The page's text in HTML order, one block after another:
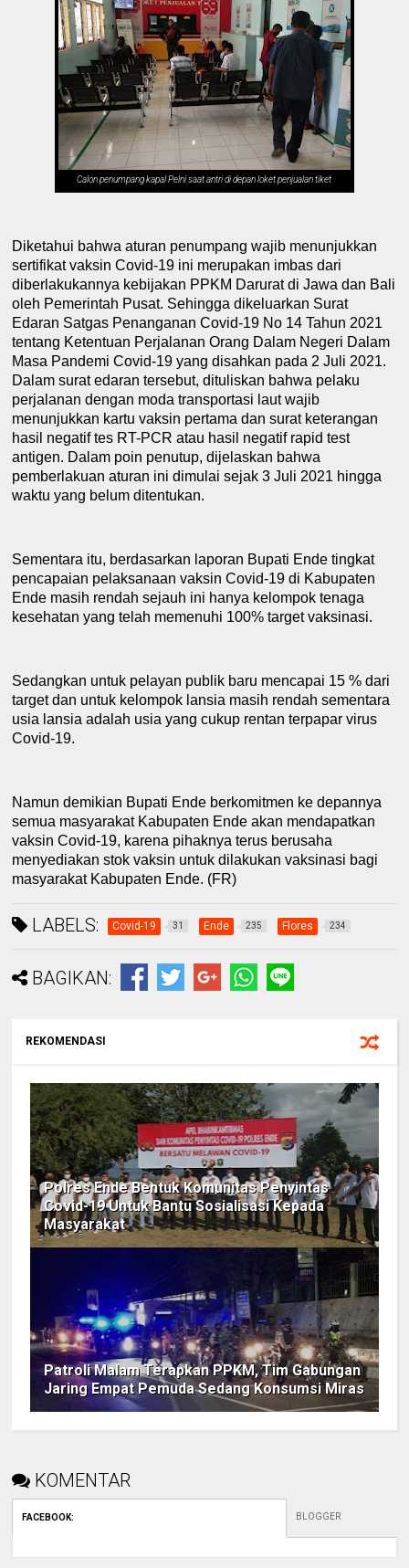
Calon penumpang kapal Pelni saat antri di depan loket penjualan tiket
Diketahui bahwa aturan penumpang wajib menunjukkan
sertifikat vaksin Covid-19 ini merupakan imbas dari
diberlakukannya kebijakan PPKM Darurat di Jawa dan Bali
oleh Pemerintah Pusat. Sehingga dikeluarkan Surat
Edaran Satgas Penanganan Covid-19 No 14 Tahun 2021
tentang Ketentuan Perjalanan Orang Dalam Negeri Dalam
Masa Pandemi Covid-19 yang disahkan pada 2 Juli 2021.
Dalam surat edaran tersebut, dituliskan bahwa pelaku
perjalanan dengan moda transportasi laut wajib
menunjukkan kartu vaksin pertama dan surat keterangan
hasil negatif tes RT-PCR atau hasil negatif rapid test
antigen. Dalam poin penutup, dijelaskan bahwa
pemberlakuan aturan ini dimulai sejak 3 Juli 2021 hingga
waktu yang belum ditentukan.
Sementara itu, berdasarkan laporan Bupati Ende tingkat
pencapaian pelaksanaan vaksin Covid-19 di Kabupaten
Ende masih rendah sejauh ini hanya kelompok tenaga
kesehatan yang telah memenuhi 100% target vaksinasi.
Sedangkan untuk pelayan publik baru mencapai 15 % dari
targetdan untuk kelompok lansia masih rendah sementara
usia lansia adalah usia yang cukup rentan terpapar virus
Covid-19.
Namun demikian Bupati Ende berkomitmen ke depannya
semua masyarakat Kabupaten Ende akan mendapatkan
vaksin Covid-19, karena pihaknya terus berusaha
menyediakan stok vaksin untuk dilakukan vaksinasi bagi
masyarakat Kabupaten Ende. (FR)
LABELS: Covid-19 31 Ende 235 Flores 234
BAGIKAN:
REKOMENDASI
Polres Ende Bentuk Komunitas Penyintas
Covid-19 Untuk Bantu Sosialisasi Kepada
Masyarakat
Patroli Malam Terapkan PPKM, Tim Gabungan
Jaring Empat Pemuda Sedang Konsumsi Miras
KOMENTAR
FACEBOOK: BLOGGER